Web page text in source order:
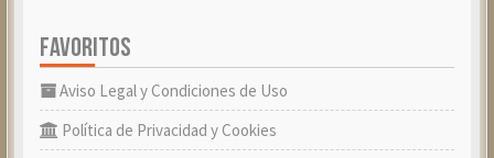
FAVORITOS
Aviso Legal y Condiciones de Uso
Política de Privacidad y Cookies